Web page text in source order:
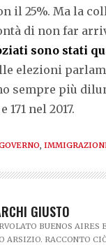
il 25%. Ma la
di non far
sono stati
elezioni
sempre più
nel 2017.
GIUSTO
BUENOS
ARSIZIO. RACCONTO